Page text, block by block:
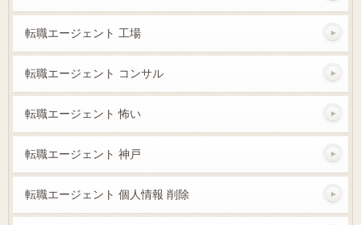
転職エージェント 工場
転職エージェント コンサル
転職エージェント 怖い
転職エージェント 神戸
転職エージェント 個人情報 削除